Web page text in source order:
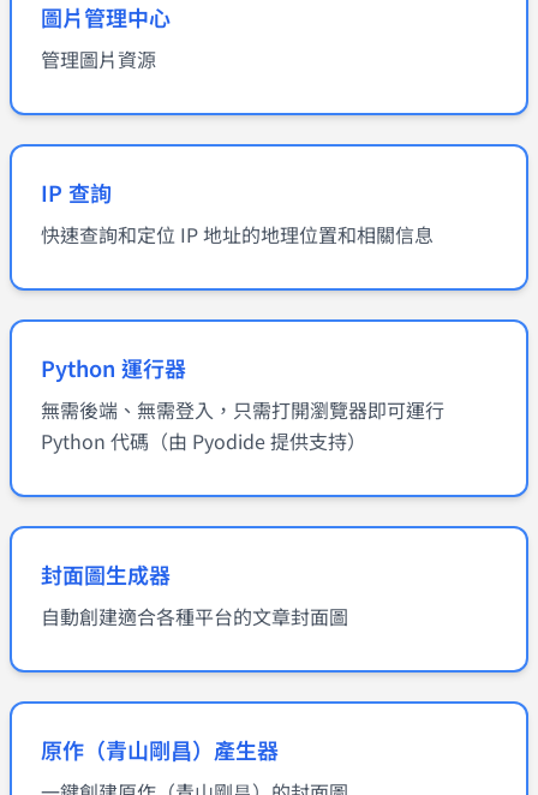
圖片管理中心
管理圖片資源
IP 查詢
快速查詢和定位 IP 地址的地理位置和相關信息
Python 運行器
無需後端、無需登入，只需打開瀏覽器即可運行
Python 代碼（由 Pyodide 提供支持）
封面圖生成器
自動創建適合各種平台的文章封面圖
原作（青山剛昌）產生器